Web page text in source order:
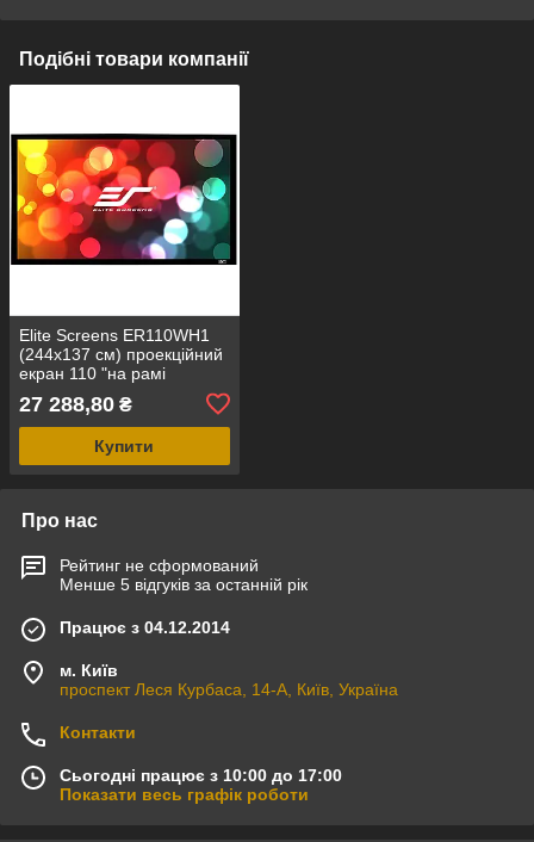
Подібні товари компанії
Elite Screens ER110WH1
(244x137 см) проекційний
екран 110 "на рамі
27 288,80 ₴
Купити
Про нас
Рейтинг не сформований
Менше 5 відгуків за останній рік
Працює з 04.12.2014
м. Київ
проспект Леся Курбаса, 14-А, Київ, Україна
Контакти
Сьогодні працює з 10:00 до 17:00
Показати весь графік роботи